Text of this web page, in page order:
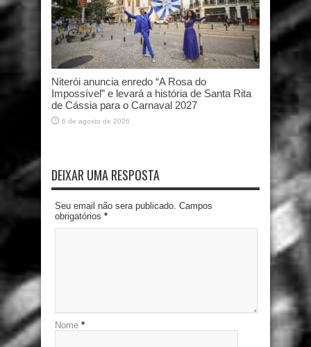
Niterói anuncia enredo “A Rosa do
Impossível” e levará a história de Santa Rita
de Cássia para o Carnaval 2027
6 de agosto de 2026
DEIXAR UMA RESPOSTA
Seu email não sera publicado. Campos
obrigatórios *
Nome *